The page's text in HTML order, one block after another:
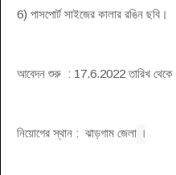
6) পাসপোর্ট সাইজের কালার রঙিন ছবি।
আবেদন শুরু : 17.6.2022 তারিখ থেকে
নিয়োগের স্থান : ঝাড়গাম জেলা ।